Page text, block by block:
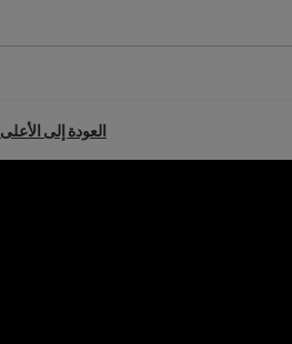
العودة إلى الأعلى